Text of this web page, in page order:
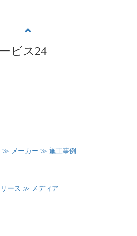
ビス24
≫ メーカー ≫ 施工事例
ース ≫ メディア